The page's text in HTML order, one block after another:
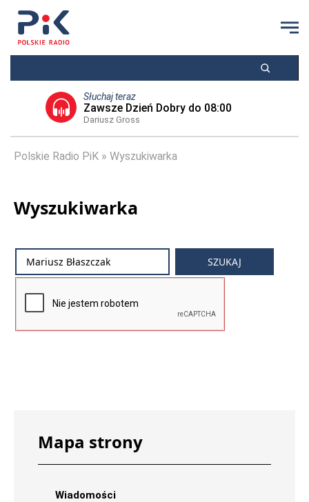
Słuchaj teraz
Zawsze Dzień Dobry do 08:00
Dariusz Gross
Polskie Radio PiK Wyszukiwarka
Wyszukiwarka
Mapa strony
Wiadomości